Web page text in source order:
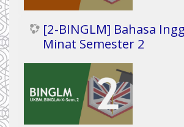
[2-BINGLM] Bahasa
Minat Semester 2